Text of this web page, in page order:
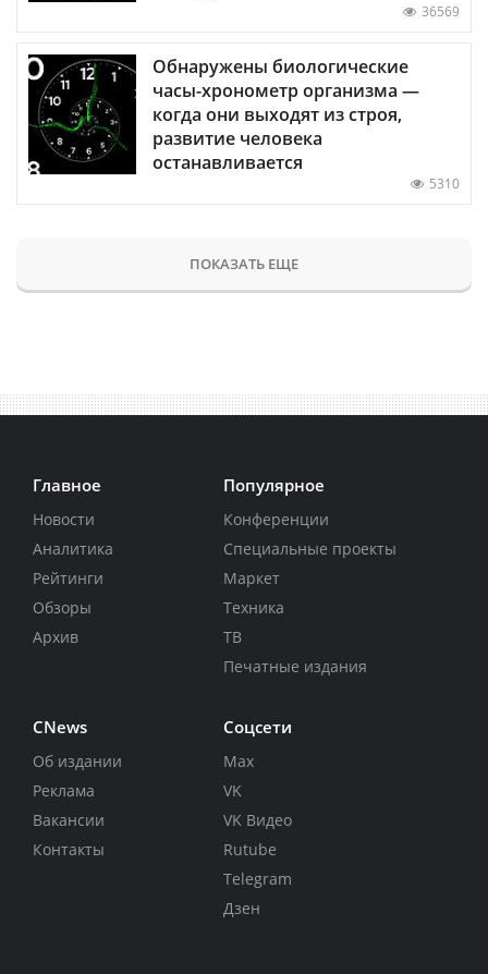
36569
Обнаружены биологические
часы-хронометр организма —
когда они выходят из строя,
развитие человека
останавливается
5310
ПОКАЗАТЬ ЕЩЕ
Главное
Новости
Аналитика
Рейтинги
Обзоры
Архив
Популярное
Конференции
Специальные проекты
Маркет
Техника
ТВ
Печатные издания
CNews
Об издании
Реклама
Вакансии
Контакты
Соцсети
Max
VK
VK Видео
Rutube
Telegram
Дзен